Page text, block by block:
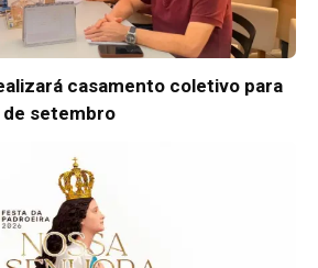
casamento coletivo para
de setembro